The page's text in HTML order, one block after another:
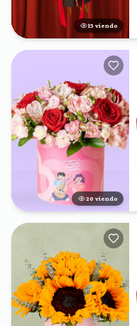
14 viendo
20 viendo